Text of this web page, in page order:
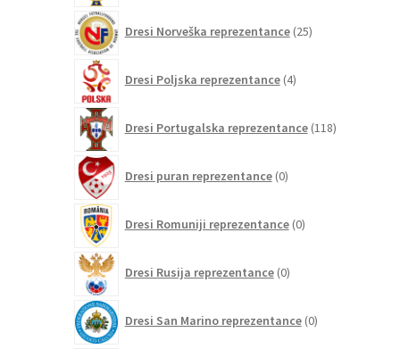
Dresi Norveška reprezentance 25izdelkov
Dresi Poljska reprezentance 4izdelki
Dresi Portugalska reprezentance 118izdelkov
Dresi puran reprezentance 0izdelkov
Dresi Romuniji reprezentance 0izdelkov
Dresi Rusija reprezentance 0izdelkov
Dresi San Marino reprezentance 0izdelkov